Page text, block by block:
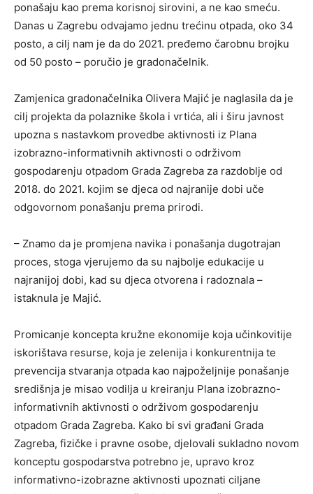
ponašaju kao prema korisnoj sirovini, a ne kao smeću.
Danas u Zagrebu odvajamo jednu trećinu otpada, oko 34
posto, a cilj nam je da do 2021. pređemo čarobnu brojku
od 50 posto – poručio je gradonačelnik.
Zamjenica gradonačelnika Olivera Majić je naglasila da je
cilj projekta da polaznike škola i vrtića, ali i širu javnost
upozna s nastavkom provedbe aktivnosti iz Plana
izobrazno-informativnih aktivnosti o održivom
gospodarenju otpadom Grada Zagreba za razdoblje od
2018. do 2021. kojim se djeca od najranije dobi uče
odgovornom ponašanju prema prirodi.
– Znamo da je promjena navika i ponašanja dugotrajan
proces, stoga vjerujemo da su najbolje edukacije u
najranijoj dobi, kad su djeca otvorena i radoznala –
istaknula je Majić.
Promicanje koncepta kružne ekonomije koja učinkovitije
iskorištava resurse, koja je zelenija i konkurentnija te
prevencija stvaranja otpada kao najpoželjnije ponašanje
središnja je misao vodilja u kreiranju Plana izobrazno-
informativnih aktivnosti o održivom gospodarenju
otpadom Grada Zagreba. Kako bi svi građani Grada
Zagreba, fizičke i pravne osobe, djelovali sukladno novom
konceptu gospodarstva potrebno je, upravo kroz
informativno-izobrazne aktivnosti upoznati ciljane